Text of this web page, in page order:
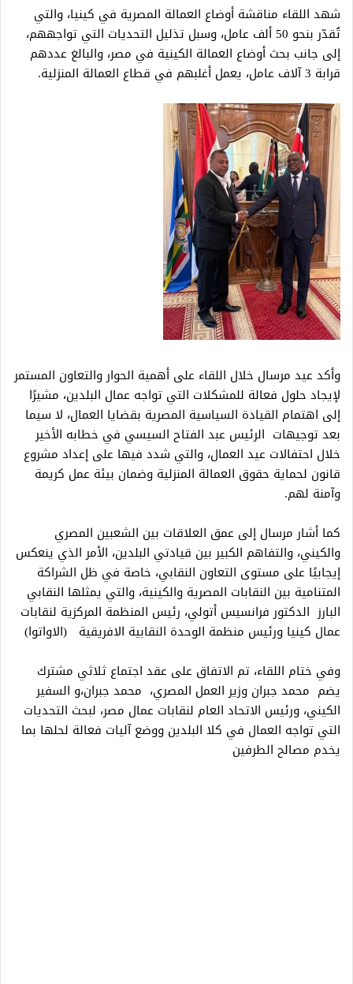
شهد اللقاء مناقشة أوضاع العمالة المصرية في كينيا، والتي
تُقدّر بنحو 50 ألف عامل، وسبل تذليل التحديات التي تواجههم،
إلى جانب بحث أوضاع العمالة الكينية في مصر، والبالغ عددهم
قرابة 3 آلاف عامل، يعمل أغلبهم في قطاع العمالة المنزلية.
وأكد عيد مرسال خلال اللقاء على أهمية الحوار والتعاون المستمر
لإيجاد حلول فعالة للمشكلات التي تواجه عمال البلدين، مشيرًا
إلى اهتمام القيادة السياسية المصرية بقضايا العمال، لا سيما
بعد توجيهات الرئيس عبد الفتاح السيسي في خطابه الأخير
خلال احتفالات عيد العمال، والتي شدد فيها على إعداد مشروع
قانون لحماية حقوق العمالة المنزلية وضمان بيئة عمل كريمة
وآمنة لهم.
كما أشار مرسال إلى عمق العلاقات بين الشعبين المصري
والكيني، والتفاهم الكبير بين قيادتي البلدين، الأمر الذي ينعكس
إيجابيًا على مستوى التعاون النقابي، خاصة في ظل الشراكة
المتنامية بين النقابات المصرية والكينية، والتي يمثلها النقابي
البارز الدكتور فرانسيس أتولي، رئيس المنظمة المركزية لنقابات
عمال كينيا ورئيس منظمة الوحدة النقابية الافريقية (الاواتوا)
وفي ختام اللقاء، تم الاتفاق على عقد اجتماع ثلاثي مشترك
يضم محمد جبران وزير العمل المصري، محمد جبران،و السفير
الكيني، ورئيس الاتحاد العام لنقابات عمال مصر، لبحث التحديات
التي تواجه العمال في كلا البلدين ووضع آليات فعالة لحلها بما
يخدم مصالح الطرفين